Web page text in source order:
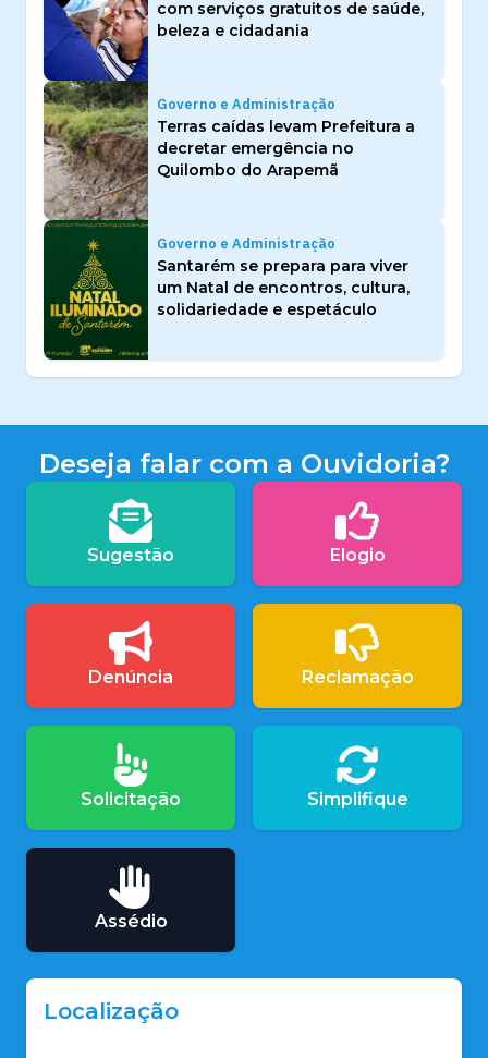
com serviços gratuitos de saúde,
beleza e cidadania
Governo e Administração
Terras caídas levam Prefeitura a
decretar emergência no
Quilombo do Arapemã
Governo e Administração
Santarém se prepara para viver
um Natal de encontros, cultura,
solidariedade e espetáculo
Deseja falar com a Ouvidoria?
Sugestão Elogio
Denúncia Reclamação
Solicitação Simplifique
Assédio
Localização